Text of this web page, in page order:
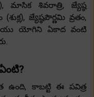
మాసిక శివరాత్రి, జ్యేష్ఠ
జ్యేష్ఠపౌర్ణమి వ్రతం,
మరియు యోగిని ఏకాద వంటి
ఉంది, కాబట్టి ఈ పవిత్ర